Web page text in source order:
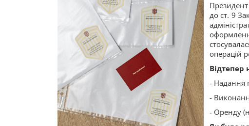
до ст. 9
операцій
Відтепер
- Надання
-
- Оренду